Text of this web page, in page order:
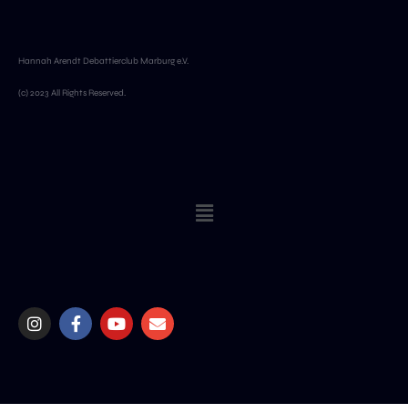
Hannah Arendt Debattierclub Marburg e.V.
(c) 2023 All Rights Reserved.